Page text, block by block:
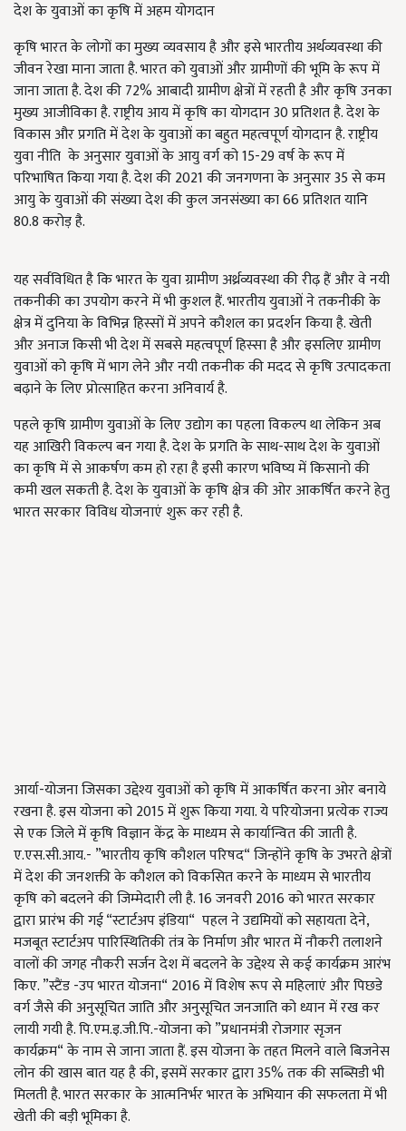
देश के युवाओं का कृषि में अहम योगदान
कृषि भारत के लोगों का मुख्य व्यवसाय है और इसे भारतीय अर्थव्यवस्था की
जीवन रेखा माना जाता है. भारत को युवाओं और ग्रामीणों की भूमि के रूप में
जाना जाता है. देश की 72% आबादी ग्रामीण क्षेत्रों में रहती है और कृषि उनका
मुख्य आजीविका है. राष्ट्रीय आय में कृषि का योगदान 30 प्रतिशत है. देश के
विकास और प्रगति में देश के युवाओं का बहुत महत्वपूर्ण योगदान है. राष्ट्रीय
युवा नीति के अनुसार युवाओं के आयु वर्ग को 15-29 वर्ष के रूप में
परिभाषित किया गया है. देश की 2021 की जनगणना के अनुसार 35 से कम
आयु के युवाओं की संख्या देश की कुल जनसंख्या का 66 प्रतिशत यानि
80.8 करोड़ है.
यह सर्वविधित है कि भारत के युवा ग्रामीण अर्थ्रव्यवस्था की रीढ़ हैं और वे नयी
तकनीकी का उपयोग करने में भी कुशल हैं. भारतीय युवाओं ने तकनीकी के
क्षेत्र में दुनिया के विभिन्न हिस्सों में अपने कौशल का प्रदर्शन किया है. खेती
और अनाज किसी भी देश में सबसे महत्वपूर्ण हिस्सा है और इसलिए ग्रामीण
युवाओं को कृषि में भाग लेने और नयी तकनीक की मदद से कृषि उत्पादकता
बढ़ाने के लिए प्रोत्साहित करना अनिवार्य है.
पहले कृषि ग्रामीण युवाओं के लिए उद्योग का पहला विकल्प था लेकिन अब
यह आखिरी विकल्प बन गया है. देश के प्रगति के साथ-साथ देश के युवाओं
का कृषि में से आकर्षण कम हो रहा है इसी कारण भविष्य में किसानो की
कमी खल सकती है. देश के युवाओं के कृषि क्षेत्र की ओर आकर्षित करने हेतु
भारत सरकार विविध योजनाएं शुरू कर रही है.
आर्या-योजना जिसका उद्देश्य युवाओं को कृषि में आकर्षित करना ओर बनाये
रखना है. इस योजना को 2015 में शुरू किया गया. ये परियोजना प्रत्येक राज्य
से एक जिले में कृषि विज्ञान केंद्र के माध्यम से कार्यान्वित की जाती है.
ए.एस.सी.आय.- ”भारतीय कृषि कौशल परिषद“ जिन्होंने कृषि के उभरते क्षेत्रों
में देश की जनशक्ती के कौशल को विकसित करने के माध्यम से भारतीय
कृषि को बदलने की जिम्मेदारी ली है. 16 जनवरी 2016 को भारत सरकार
द्वारा प्रारंभ की गई “स्टार्टअप इंडिया“ पहल ने उद्यमियों को सहायता देने,
मजबूत स्टार्टअप पारिस्थितिकी तंत्र के निर्माण और भारत में नौकरी तलाशने
वालों की जगह नौकरी सर्जन देश में बदलने के उद्देश्य से कई कार्यक्रम आरंभ
किए. ”स्टैंड -उप भारत योजना“ 2016 में विशेष रूप से महिलाएं और पिछडे
वर्ग जैसे की अनुसूचित जाति और अनुसूचित जनजाति को ध्यान में रख कर
लायी गयी है. पि.एम.इ.जी.पि.-योजना को ”प्रधानमंत्री रोजगार सृजन
कार्यक्रम“ के नाम से जाना जाता हैं. इस योजना के तहत मिलने वाले बिजनेस
लोन की खास बात यह है की, इसमें सरकार द्वारा 35% तक की सब्सिडी भी
मिलती है. भारत सरकार के आत्मनिर्भर भारत के अभियान की सफलता में भी
खेती की बड़ी भूमिका है.